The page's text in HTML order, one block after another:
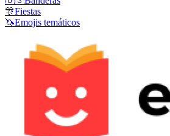
🎊Fiestas
🦄Emojis temáticos